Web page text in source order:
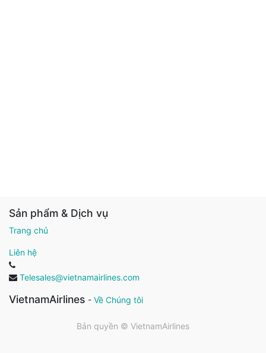
Sản phẩm & Dịch vụ
Trang chủ
Liên hệ
Telesales@vietnamairlines.com
VietnamAirlines - Về Chúng tôi
Bản quyền © VietnamAirlines